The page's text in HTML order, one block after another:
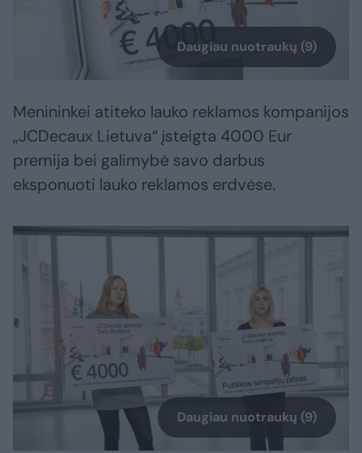
Daugiau nuotraukų (9)
Menininkei atiteko lauko reklamos kompanijos
„JCDecaux Lietuva“ įsteigta 4000 Eur
premija bei galimybė savo darbus
eksponuoti lauko reklamos erdvėse.
Daugiau nuotraukų (9)